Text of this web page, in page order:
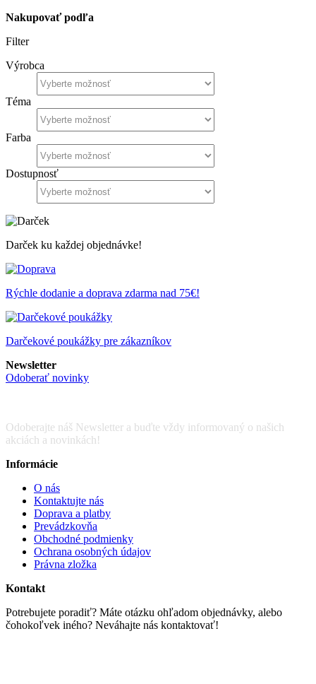
Nakupovať podľa
Filter
Výrobca
Téma
Farba
Dostupnosť
Darček ku každej objednávke!
Rýchle dodanie a doprava zdarma nad 75€!
Darčekové poukážky pre zákazníkov
Newsletter
Odoberať novinky
Odoberajte náš Newsletter a buďte vždy informovaný o našich
akciách a novinkách!
Informácie
O nás
Kontaktujte nás
Doprava a platby
Prevádzkovňa
Obchodné podmienky
Ochrana osobných údajov
Právna zložka
Kontakt
Potrebujete poradiť? Máte otázku ohľadom objednávky, alebo
čohokoľvek iného? Neváhajte nás kontaktovať!